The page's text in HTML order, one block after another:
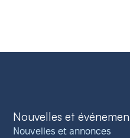
Nouvelles et
Nouvelles et annonces